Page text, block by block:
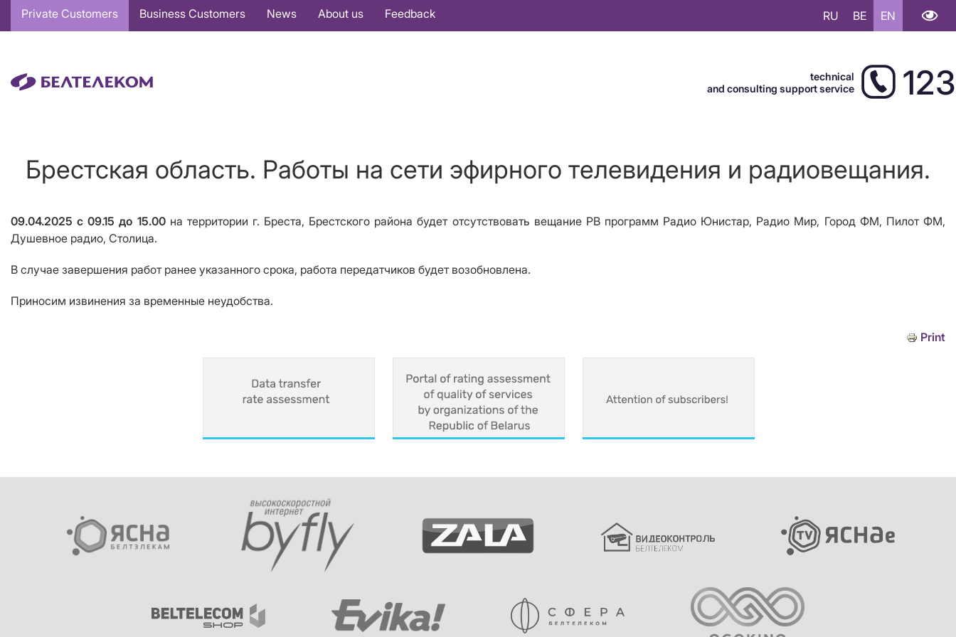
Основная
навигация
Private Customers Business Customers News About us Feedback RU BE EN
technical
and consulting support service
123
Брестская область. Работы на сети эфирного телевидения и радиовещания.
09.04.2025 с 09.15 до 15.00на территории г. Бреста, Брестского района будет отсутствовать вещание РВ программ Радио Юнистар, Радио Мир, Город ФМ, Пилот ФМ,
Душевное радио, Столица.
В случае завершения работ ранее указанного срока, работа передатчиков будет возобновлена.
Приносим извинения за временные неудобства.
Print